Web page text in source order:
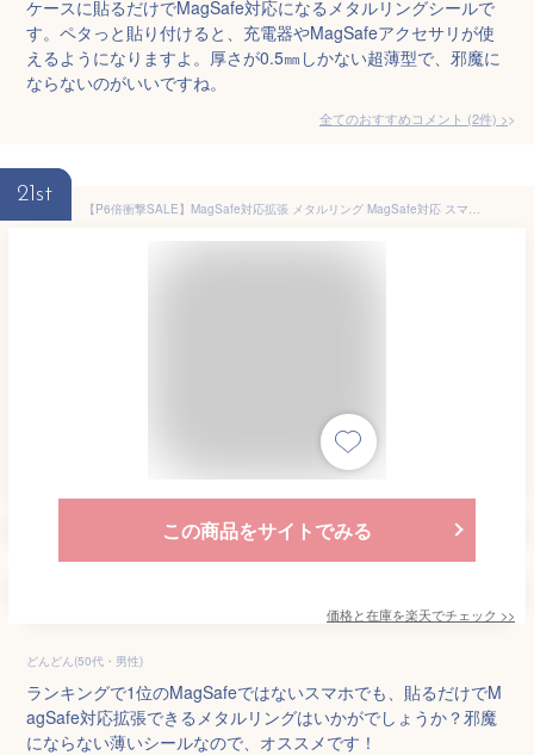
ケースに貼るだけでMagSafe対応になるメタルリングシールで
す。ペタっと貼り付けると、充電器やMagSafeアクセサリが使
えるようになりますよ。厚さが0.5㎜しかない超薄型で、邪魔に
ならないのがいいですね。
全てのおすすめコメント (2件) >
21st
【P6倍衝撃SALE】MagSafe対応拡張 メタルリング MagSafe対応 スマホ用 充電 変換 マグセーフ シール メタル リング 金属 9色 車載 スマートフォン アイフォン galaxy アルミニウム合金 リングシール Android iPhone 14 iPhone13 iPhone12 対応金属製リングステッカー
この商品をサイトでみる
価格と在庫を楽天でチェック >>
どんどん(50代・男性)
ランキングで1位のMagSafeではないスマホでも、貼るだけでM
agSafe対応拡張できるメタルリングはいかがでしょうか？邪魔
にならない薄いシールなので、オススメです！